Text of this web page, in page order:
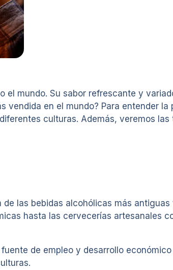
mundo. Su sabor refrescante y
en el mundo? Para entender la
culturas. Además, veremos
las bebidas alcohólicas más
hasta las cervecerías artesanales
de empleo y desarrollo